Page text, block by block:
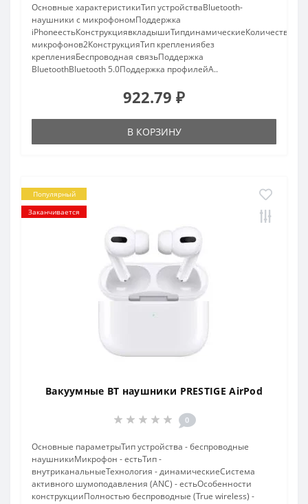
Основные характеристикиТип устройстваBluetooth-
наушники с микрофономПоддержка
iPhoneестьКонструкциявкладышиТипдинамическиеКоличество
микрофонов2КонструкцияТип креплениябез
крепленияБеспроводная связьПоддержка
BluetoothBluetooth 5.0Поддержка профилейA..
922.79 ₽
В КОРЗИНУ
Популярный
Заканчивается
Вакуумные BT наушники PRESTIGE AirPod
0
Основные параметрыТип устройства - беспроводные
наушникиМикрофон - естьТип -
внутриканальныеТехнология - динамическиеСистема
активного шумоподавления (ANC) - естьОсобенности
конструкцииПолностью беспроводные (True wireless) -